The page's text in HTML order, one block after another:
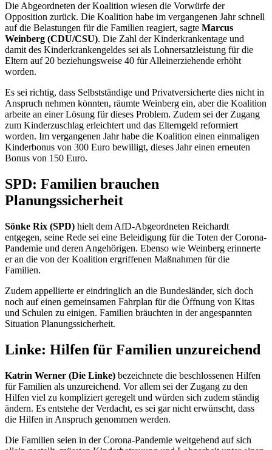
Die Abgeordneten der Koalition wiesen die Vorwürfe der
Opposition zurück. Die Koalition habe im vergangenen Jahr schnell
auf die Belastungen für die Familien reagiert, sagte Marcus
Weinberg (CDU/CSU). Die Zahl der Kinderkrankentage und
damit des Kinderkrankengeldes sei als Lohnersatzleistung für die
Eltern auf 20 beziehungsweise 40 für Alleinerziehende erhöht
worden.
Es sei richtig, dass Selbstständige und Privatversicherte dies nicht in
Anspruch nehmen könnten, räumte Weinberg ein, aber die Koalition
arbeite an einer Lösung für dieses Problem. Zudem sei der Zugang
zum Kinderzuschlag erleichtert und das Elterngeld reformiert
worden. Im vergangenen Jahr habe die Koalition einen einmaligen
Kinderbonus von 300 Euro bewilligt, dieses Jahr einen erneuten
Bonus von 150 Euro.
SPD: Familien brauchen
Planungssicherheit
Sönke Rix (SPD) hielt dem AfD-Abgeordneten Reichardt
entgegen, seine Rede sei eine Beleidigung für die Toten der Corona-
Pandemie und deren Angehörigen. Ebenso wie Weinberg erinnerte
er an die von der Koalition ergriffenen Maßnahmen für die
Familien.
Zudem appellierte er eindringlich an die Bundesländer, sich doch
noch auf einen gemeinsamen Fahrplan für die Öffnung von Kitas
und Schulen zu einigen. Familien bräuchten in der angespannten
Situation Planungssicherheit.
Linke: Hilfen für Familien unzureichend
Katrin Werner (Die Linke) bezeichnete die beschlossenen Hilfen
für Familien als unzureichend. Vor allem sei der Zugang zu den
Hilfen viel zu kompliziert geregelt und würden sich zudem ständig
ändern. Es entstehe der Verdacht, es sei gar nicht erwünscht, dass
die Hilfen in Anspruch genommen werden.
Die Familien seien in der Corona-Pandemie weitgehend auf sich